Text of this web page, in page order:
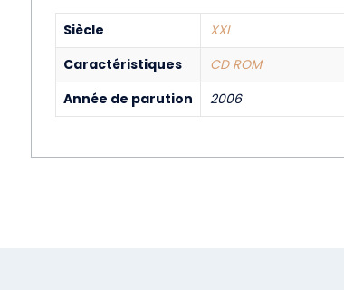
Siècle
XXI
Caractéristiques
CD ROM
Année de parution
2006